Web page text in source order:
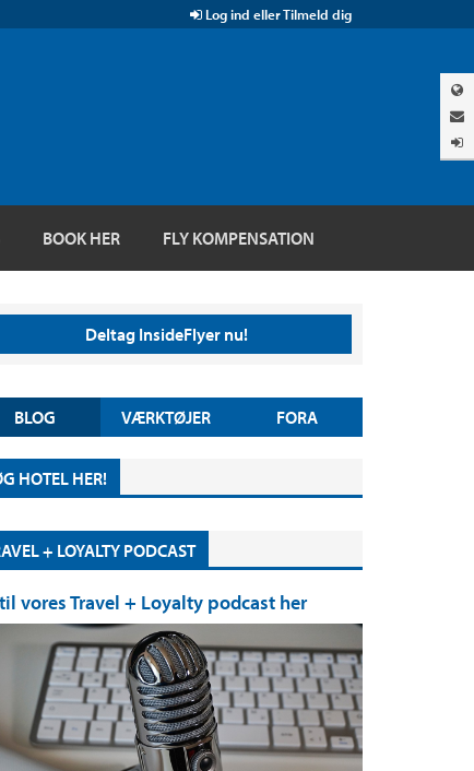
Log ind eller Tilmeld dig
BOOK HER FLY KOMPENSATION
Deltag InsideFlyer nu!
BLOG VÆRKTØJER FORA
HOTEL HER!
+ LOYALTY PODCAST
vores Travel + Loyalty podcast her